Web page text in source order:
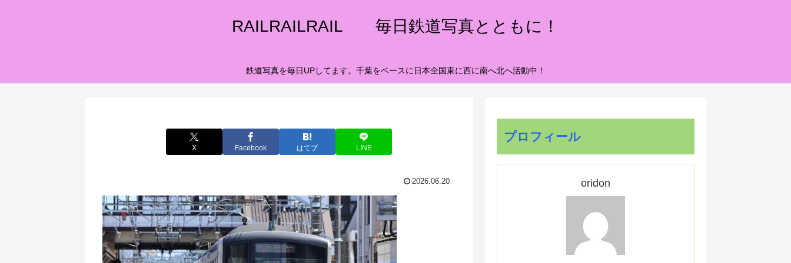
RAILRAILRAIL 毎日鉄道写真とともに！
鉄道写真を毎日UPしてます。千葉をベースに日本全国東に西に南へ北へ活動中！
X Facebook はてブ LINE
2026.06.20
プロフィール
oridon